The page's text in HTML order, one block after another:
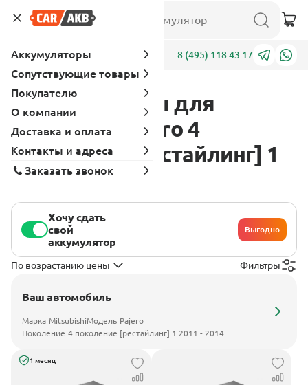
Адреса 8 (495) 118 43 17
Аккумуляторы для
Mitsubishi Pajero 4
поколение [рестайлинг] 1
2011 - 2014
Хочу сдать
свой
аккумулятор
Выгодно
По возрастанию цены Фильтры
Ваш автомобиль
Марка MitsubishiМодель Pajero
Поколение 4 поколение [рестайлинг] 1 2011 - 2014
1 месяц
Аккумуляторы
Сопутствующие товары
Покупателю
О компании
Доставка и оплата
Контакты и адреса
Заказать звонок